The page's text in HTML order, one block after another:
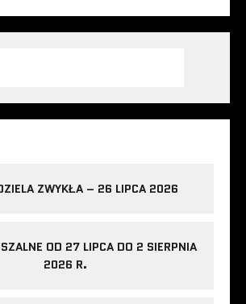
ZWYKŁA – 26 LIPCA 2026
OD 27 LIPCA DO 2 SIERPNIA
2026 R.